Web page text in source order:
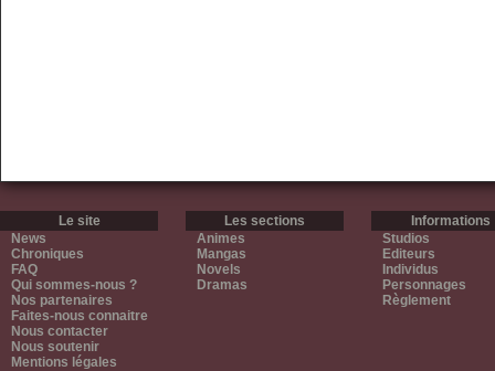
Le site
News
Chroniques
FAQ
Qui sommes-nous ?
Nos partenaires
Faites-nous connaitre
Nous contacter
Nous soutenir
Mentions légales
Les sections
Animes
Mangas
Novels
Dramas
Informations
Studios
Editeurs
Individus
Personnages
Règlement